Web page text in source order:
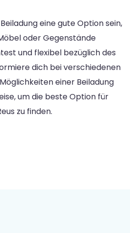
eine gute Option sein,
oder Gegenstände
und flexibel bezüglich des
dich bei verschiedenen
einer Beiladung
um die beste Option für
zu finden.